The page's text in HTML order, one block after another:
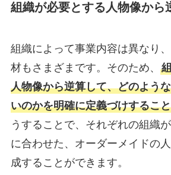
組織が必要とする人物像から
組織によって事業内容は異なり
材もさまざまです。そのため、
人物像から逆算して、どのよう
いのかを明確に定義づけするこ
うすることで、それぞれの組織
に合わせた、オーダーメイドの
成することができます。